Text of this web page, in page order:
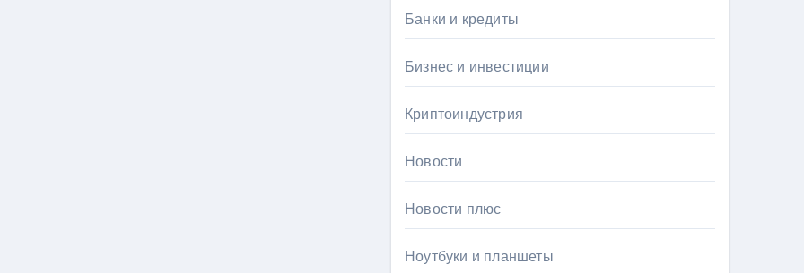
Банки и кредиты
Бизнес и инвестиции
Криптоиндустрия
Новости
Новости плюс
Ноутбуки и планшеты